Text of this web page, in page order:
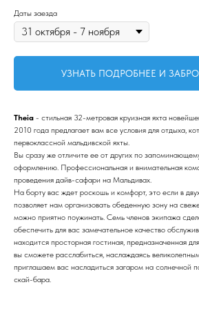
Даты заезда
УЗНАТЬ ПОДРОБНЕЕ И
Theia - стильная 32-метровая круизная яхта
2010 года предлагает вам все условия для отдыха,
первоклассной мальдивской яхты.
Вы сразу же отличите ее от других по
оформлению. Профессиональная и внимательная
проведения дайв-сафари на Мальдивах.
На борту вас ждет роскошь и комфорт, это если в
позволяет нам организовать обеденную зону на
можно приятно поужинать. Семь членов экипажа
обеспечить для вас замечательное качество
находится просторная гостиная, предназначенная
вы сможете расслабиться, наслаждаясь
приглашаем вас насладиться загаром на солнечной
скай-бара.